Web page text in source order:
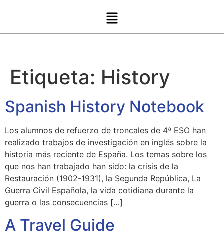
Etiqueta: History
Spanish History Notebook
Los alumnos de refuerzo de troncales de 4ª ESO han
realizado trabajos de investigación en inglés sobre la
historia más reciente de España. Los temas sobre los
que nos han trabajado han sido: la crisis de la
Restauración (1902-1931), la Segunda República, La
Guerra Civil Española, la vida cotidiana durante la
guerra o las consecuencias […]
A Travel Guide